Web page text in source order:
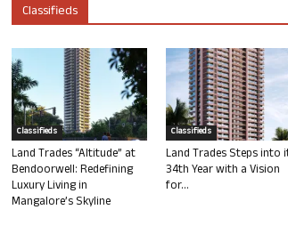
Classifieds
Classifieds
Land Trades “Altitude” at
Bendoorwell: Redefining
Luxury Living in
Mangalore’s Skyline
Classifieds
Land Trades Steps into
34th Year with a Vision
for...